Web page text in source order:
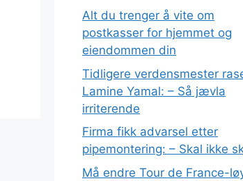
Alt du trenger å vite om
postkasser for hjemmet og
eiendommen din
Tidligere verdensmester
Lamine Yamal: – Så jævla
irriterende
Firma fikk advarsel etter
pipemontering: – Skal ikke
Må endre Tour de France-